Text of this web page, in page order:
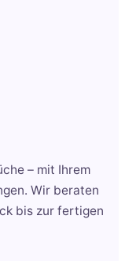
– mit Ihrem
Wir beraten
bis zur fertigen